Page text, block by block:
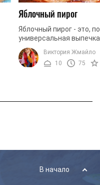
Яблочный пирог
Яблочный пирог - это,
универсальная
подойдет и для
кругу семьи, и для
...
Виктория Жмайло
10
75
В начало